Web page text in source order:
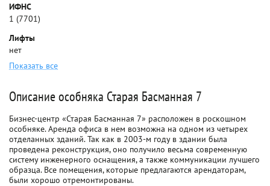
ИФНС
1 (7701)
Лифты
нет
Показать все
Описание особняка Старая Басманная 7
Бизнес-центр «Старая Басманная 7» расположен в роскошном
особняке. Аренда офиса в нем возможна на одном из четырех
отделанных зданий. Так как в 2003-м году в здании была
проведена реконструкция, оно получило весьма современную
систему инженерного оснащения, а также коммуникации лучшего
образца. Все помещения, которые предлагаются арендаторам,
были хорошо отремонтированы.